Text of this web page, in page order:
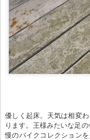
優しく起床。天気は相変
ります。王様みたいな足
慢のバイクコレクション